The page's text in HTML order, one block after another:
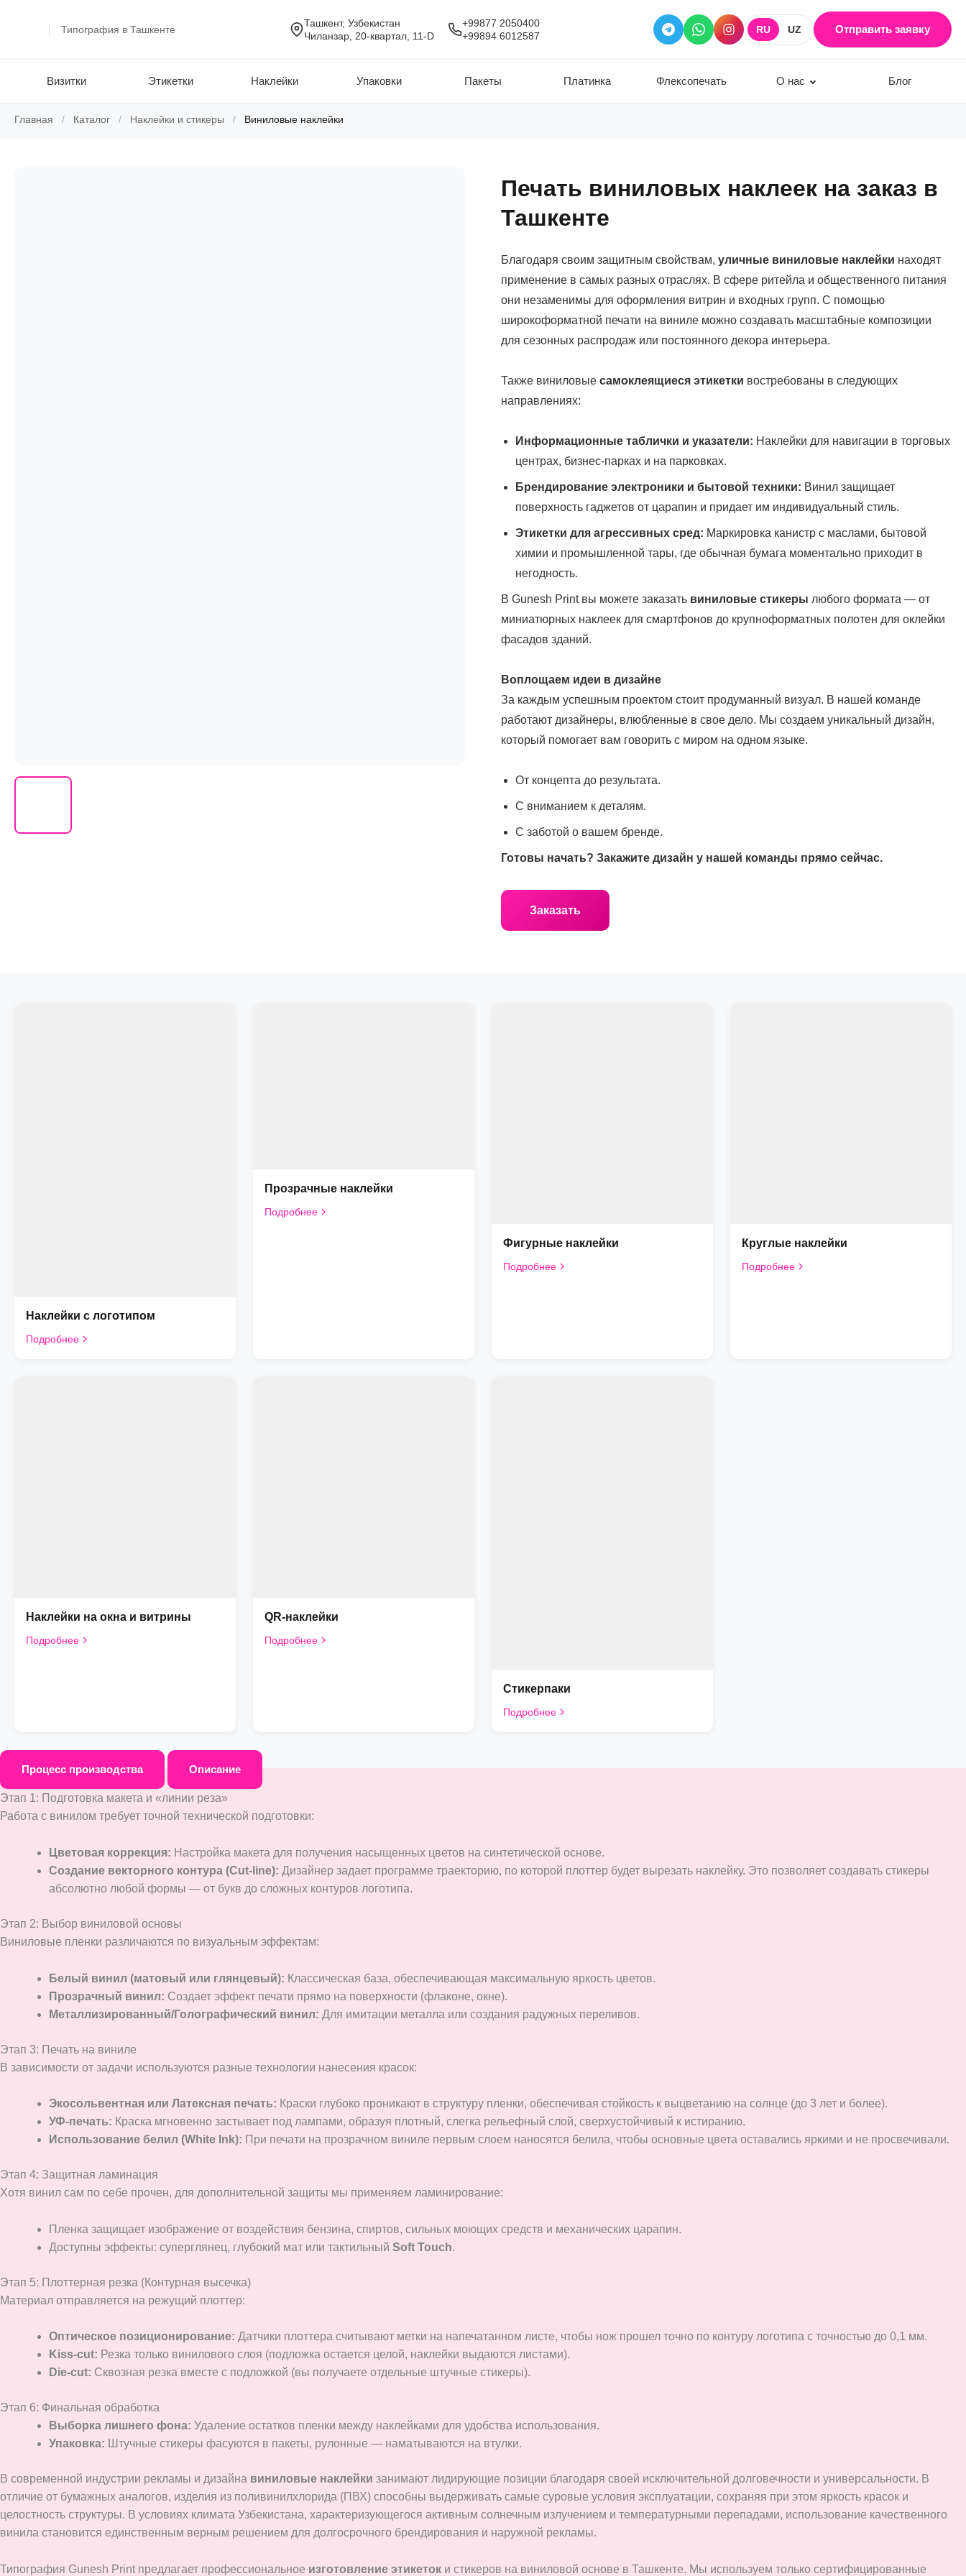
Типография в Ташкенте
Ташкент, Узбекистан
Чиланзар, 20-квартал, 11-D
+99877 2050400
+99894 6012587
RU UZ Отправить заявку
Визитки Этикетки Наклейки Упаковки Пакеты Платинка Флексопечать О нас Блог
Главная / Каталог / Наклейки и стикеры / Виниловые наклейки
Печать виниловых наклеек на заказ в
Ташкенте
Благодаря своим защитным свойствам, уличные виниловые наклейки находят
применение в самых разных отраслях. В сфере ритейла и общественного питания
они незаменимы для оформления витрин и входных групп. С помощью
широкоформатной печати на виниле можно создавать масштабные композиции
для сезонных распродаж или постоянного декора интерьера.
Также виниловые самоклеящиеся этикетки востребованы в следующих
направлениях:
Информационные таблички и указатели: Наклейки для навигации в торговых
центрах, бизнес-парках и на парковках.
Брендирование электроники и бытовой техники: Винил защищает
поверхность гаджетов от царапин и придает им индивидуальный стиль.
Этикетки для агрессивных сред: Маркировка канистр с маслами, бытовой
химии и промышленной тары, где обычная бумага моментально приходит в
негодность.
В Gunesh Print вы можете заказать виниловые стикеры любого формата — от
миниатюрных наклеек для смартфонов до крупноформатных полотен для оклейки
фасадов зданий.
Воплощаем идеи в дизайне
За каждым успешным проектом стоит продуманный визуал. В нашей команде
работают дизайнеры, влюбленные в свое дело. Мы создаем уникальный дизайн,
который помогает вам говорить с миром на одном языке.
От концепта до результата.
С вниманием к деталям.
С заботой о вашем бренде.
Готовы начать? Закажите дизайн у нашей команды прямо сейчас.
Заказать
Наклейки с логотипом
Подробнее
Прозрачные наклейки
Подробнее
Фигурные наклейки
Подробнее
Круглые наклейки
Подробнее
Наклейки на окна и витрины
Подробнее
QR-наклейки
Подробнее
Стикерпаки
Подробнее
Процесс производства Описание
Этап 1: Подготовка макета и «линии реза»
Работа с винилом требует точной технической подготовки:
Цветовая коррекция: Настройка макета для получения насыщенных цветов на синтетической основе.
Создание векторного контура (Cut-line): Дизайнер задает программе траекторию, по которой плоттер будет вырезать наклейку. Это позволяет создавать стикеры
абсолютно любой формы — от букв до сложных контуров логотипа.
Этап 2: Выбор виниловой основы
Виниловые пленки различаются по визуальным эффектам:
Белый винил (матовый или глянцевый): Классическая база, обеспечивающая максимальную яркость цветов.
Прозрачный винил: Создает эффект печати прямо на поверхности (флаконе, окне).
Металлизированный/Голографический винил: Для имитации металла или создания радужных переливов.
Этап 3: Печать на виниле
В зависимости от задачи используются разные технологии нанесения красок:
Экосольвентная или Латексная печать: Краски глубоко проникают в структуру пленки, обеспечивая стойкость к выцветанию на солнце (до 3 лет и более).
УФ-печать: Краска мгновенно застывает под лампами, образуя плотный, слегка рельефный слой, сверхустойчивый к истиранию.
Использование белил (White Ink): При печати на прозрачном виниле первым слоем наносятся белила, чтобы основные цвета оставались яркими и не просвечивали.
Этап 4: Защитная ламинация
Хотя винил сам по себе прочен, для дополнительной защиты мы применяем ламинирование:
Пленка защищает изображение от воздействия бензина, спиртов, сильных моющих средств и механических царапин.
Доступны эффекты: суперглянец, глубокий мат или тактильный Soft Touch.
Этап 5: Плоттерная резка (Контурная высечка)
Материал отправляется на режущий плоттер:
Оптическое позиционирование: Датчики плоттера считывают метки на напечатанном листе, чтобы нож прошел точно по контуру логотипа с точностью до 0,1 мм.
Kiss-cut: Резка только винилового слоя (подложка остается целой, наклейки выдаются листами).
Die-cut: Сквозная резка вместе с подложкой (вы получаете отдельные штучные стикеры).
Этап 6: Финальная обработка
Выборка лишнего фона: Удаление остатков пленки между наклейками для удобства использования.
Упаковка: Штучные стикеры фасуются в пакеты, рулонные — наматываются на втулки.
В современной индустрии рекламы и дизайна виниловые наклейки занимают лидирующие позиции благодаря своей исключительной долговечности и универсальности. В
отличие от бумажных аналогов, изделия из поливинилхлорида (ПВХ) способны выдерживать самые суровые условия эксплуатации, сохраняя при этом яркость красок и
целостность структуры. В условиях климата Узбекистана, характеризующегося активным солнечным излучением и температурными перепадами, использование качественного
винила становится единственным верным решением для долгосрочного брендирования и наружной рекламы.
Типография Gunesh Print предлагает профессиональное изготовление этикеток и стикеров на виниловой основе в Ташкенте. Мы используем только сертифицированные